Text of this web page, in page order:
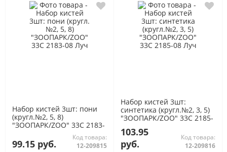
Набор кистей 3шт: пони
(кругл.№2, 5, 8)
"ЗООПАРК/ZOO" 33С 2183-
99.15 руб.
Код товара:
12-209815
Набор кистей 3шт:
синтетика (кругл.№2, 3, 5)
"ЗООПАРК/ZOO" 33С 2185-
103.95
руб.
Код товара:
12-209816